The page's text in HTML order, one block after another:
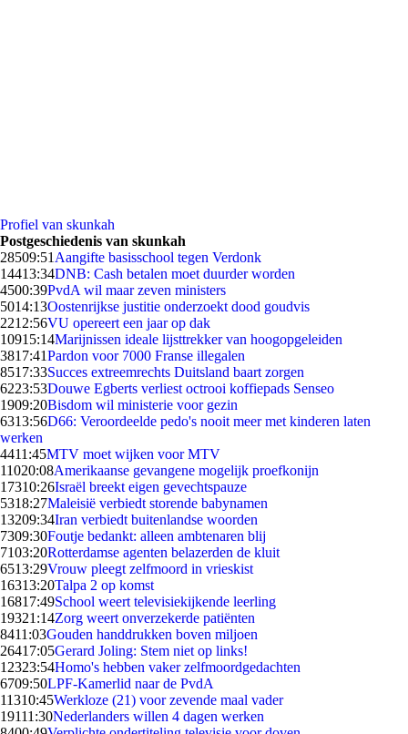
Profiel van skunkah
Postgeschiedenis van skunkah
28509:51 Aangifte basisschool tegen Verdonk
14413:34DNB: Cash betalen moet duurder worden
4500:39PvdA wil maar zeven ministers
5014:13Oostenrijkse justitie onderzoekt dood goudvis
2212:56VU opereert een jaar op dak
10915:14Marijnissen ideale lijsttrekker van hoogopgeleiden
3817:41Pardon voor 7000 Franse illegalen
8517:33Succes extreemrechts Duitsland baart zorgen
6223:53Douwe Egberts verliest octrooi koffiepads Senseo
1909:20Bisdom wil ministerie voor gezin
6313:56D66: Veroordeelde pedo's nooit meer met kinderen laten
werken
4411:45MTV moet wijken voor MTV
11020:08Amerikaanse gevangene mogelijk proefkonijn
17310:26Israël breekt eigen gevechtspauze
5318:27Maleisië verbiedt storende babynamen
13209:34Iran verbiedt buitenlandse woorden
7309:30Foutje bedankt: alleen ambtenaren blij
7103:20Rotterdamse agenten belazerden de kluit
6513:29Vrouw pleegt zelfmoord in vrieskist
16313:20Talpa 2 op komst
16817:49School weert televisiekijkende leerling
19321:14Zorg weert onverzekerde patiënten
8411:03Gouden handdrukken boven miljoen
26417:05Gerard Joling: Stem niet op links!
12323:54Homo's hebben vaker zelfmoordgedachten
6709:50LPF-Kamerlid naar de PvdA
11310:45Werkloze (21) voor zevende maal vader
19111:30Nederlanders willen 4 dagen werken